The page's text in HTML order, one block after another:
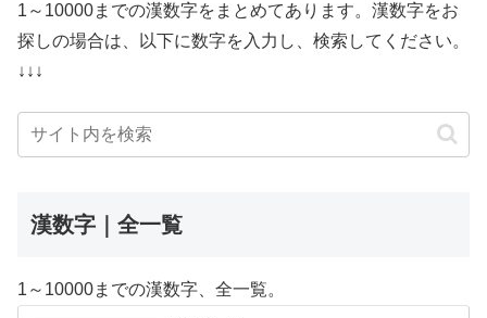
1～10000までの漢数字をまとめてあります。漢数字をお
探しの場合は、以下に数字を入力し、検索してください。
↓↓↓
漢数字｜全一覧
1～10000までの漢数字、全一覧。